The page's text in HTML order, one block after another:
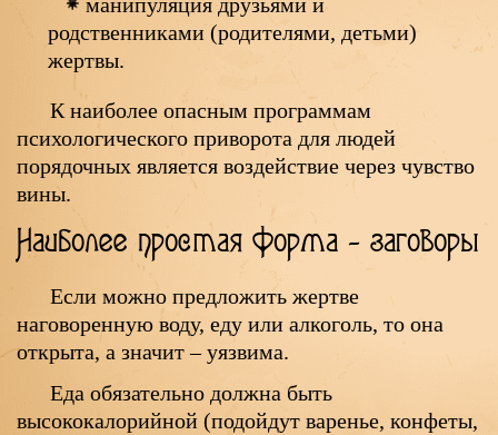
родственниками (родителями, детьми)
жертвы.
К наиболее опасным программам
психологического приворота для людей
порядочных является воздействие через чувство
вины.
Наиболее простая форма – заговоры
Если можно предложить жертве
наговоренную воду, еду или алкоголь, то она
открыта, а значит – уязвима.
Еда обязательно должна быть
высококалорийной (подойдут варенье, конфеты,